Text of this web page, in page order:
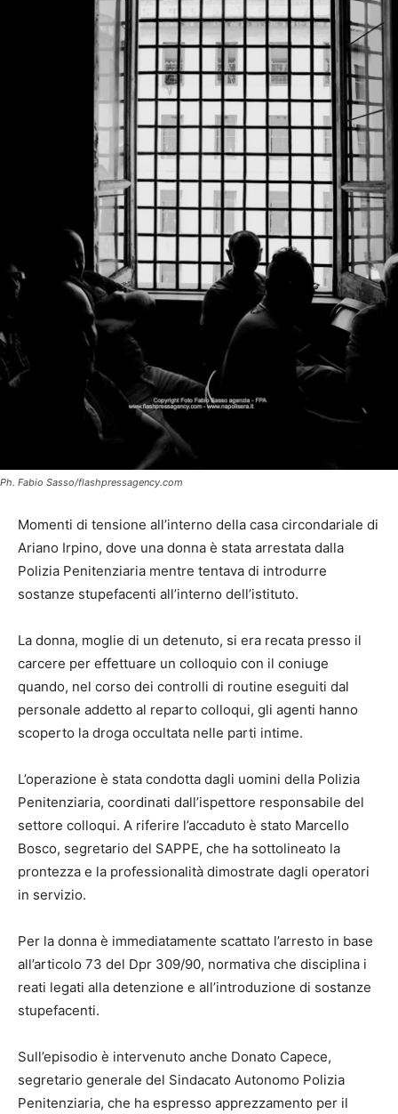
Ph. Fabio Sasso/flashpressagency.com
Momenti di tensione all’interno della casa circondariale di
Ariano Irpino, dove una donna è stata arrestata dalla
Polizia Penitenziaria mentre tentava di introdurre
sostanze stupefacenti all’interno dell’istituto.
La donna, moglie di un detenuto, si era recata presso il
carcere per effettuare un colloquio con il coniuge
quando, nel corso dei controlli di routine eseguiti dal
personale addetto al reparto colloqui, gli agenti hanno
scoperto la droga occultata nelle parti intime.
L’operazione è stata condotta dagli uomini della Polizia
Penitenziaria, coordinati dall’ispettore responsabile del
settore colloqui. A riferire l’accaduto è stato Marcello
Bosco, segretario del SAPPE, che ha sottolineato la
prontezza e la professionalità dimostrate dagli operatori
in servizio.
Per la donna è immediatamente scattato l’arresto in base
all’articolo 73 del Dpr 309/90, normativa che disciplina i
reati legati alla detenzione e all’introduzione di sostanze
stupefacenti.
Sull’episodio è intervenuto anche Donato Capece,
segretario generale del Sindacato Autonomo Polizia
Penitenziaria, che ha espresso apprezzamento per il